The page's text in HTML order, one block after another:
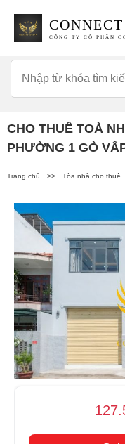
CÔNG TY CỔ PHẦN
CHO THUÊ TOÀ
PHƯỜNG 1 GÒ
Trang chủ >> Tòa nhà cho thuê